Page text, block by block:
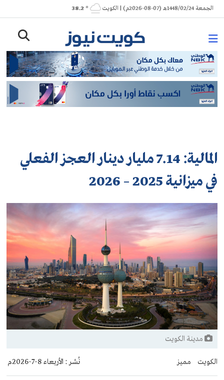
Skip
to
الجمعة 1448/02/24هـ (07-08-2026م) | الكويت ° 38.2
المالية: 7.14 مليار دينار العجز الفعلي
في ميزانية 2025 – 2026
مدينة الكويت
الكويت مميز نُشر : الأربعاء 8-7-2026م